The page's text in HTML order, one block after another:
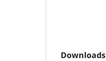
Downloads